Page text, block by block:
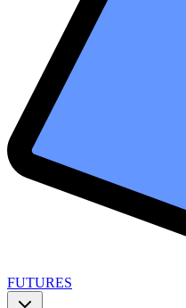
FUTURES